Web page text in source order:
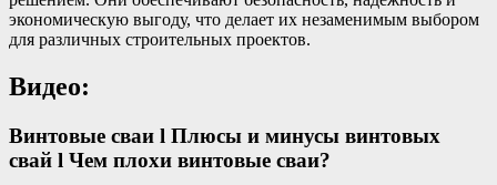
экономическую выгоду, что делает их незаменимым выбором
для различных строительных проектов.
Видео:
Винтовые сваи l Плюсы и минусы винтовых
свай l Чем плохи винтовые сваи?